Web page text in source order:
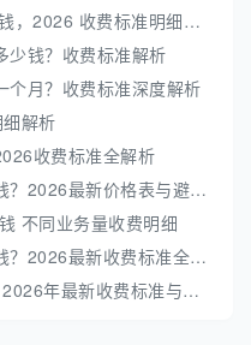
2.海口/三亚代理记账一个月多少钱，2026 收费标准明细解析
少钱？收费标准解析
个月？收费标准深度解析
解析
收费标准全解析
7.小规模代理记账一年费用多少钱？2026最新价格表与避坑指南
不同业务量收费明细
9.小规模代理记账一年费用多少钱？2026最新收费标准全解析
10.代理记账收费一个月多少钱？2026年最新收费标准与避坑指南